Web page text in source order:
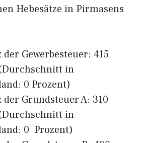
Hebesätze in Pirmasens
der Gewerbesteuer: 415
in
0 Prozent)
der Grundsteuer A: 310
in
0 Prozent)